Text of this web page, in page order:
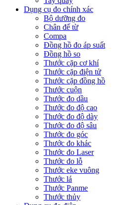
Dụng cụ đo chính xác
Bộ dưỡng đo
Chân đế từ
Compa
Đồng hồ đo áp suất
Đồng hồ so
Thước cặp cơ khí
Thước cặp điện tử
Thước cặp đồng hồ
Thước cuộn
Thước đo dầu
Thước đo độ cao
Thước đo độ dày
Thước đo độ sâu
Thước đo góc
Thước đo khác
Thước đo Laser
Thước đo lỗ
Thước eke vuông
Thước lá
Thước Panme
Thước thủy